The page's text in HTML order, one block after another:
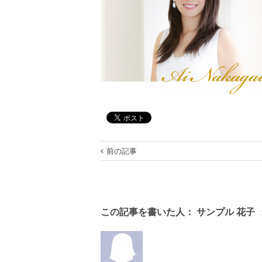
前の記事
この記事を書いた人： サンプル 花子